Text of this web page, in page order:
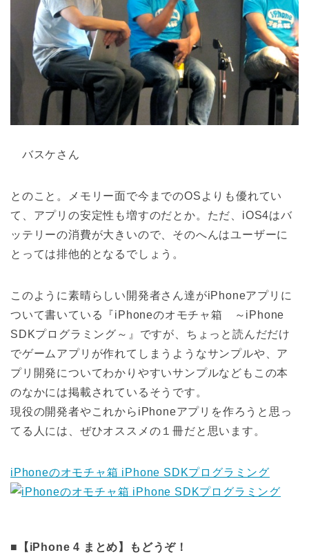
バスケさん
とのこと。メモリー面で今までのOSよりも優れてい
て、アプリの安定性も増すのだとか。ただ、iOS4はバ
ッテリーの消費が大きいので、そのへんはユーザーに
とっては排他的となるでしょう。
このように素晴らしい開発者さん達がiPhoneアプリに
ついて書いている『iPhoneのオモチャ箱 ～iPhone
SDKプログラミング～』ですが、ちょっと読んだだけ
でゲームアプリが作れてしまうようなサンプルや、ア
プリ開発についてわかりやすいサンプルなどもこの本
のなかには掲載されているそうです。
現役の開発者やこれからiPhoneアプリを作ろうと思っ
てる人には、ぜひオススメの１冊だと思います。
iPhoneのオモチャ箱 iPhone SDKプログラミング
■【iPhone 4 まとめ】もどうぞ！